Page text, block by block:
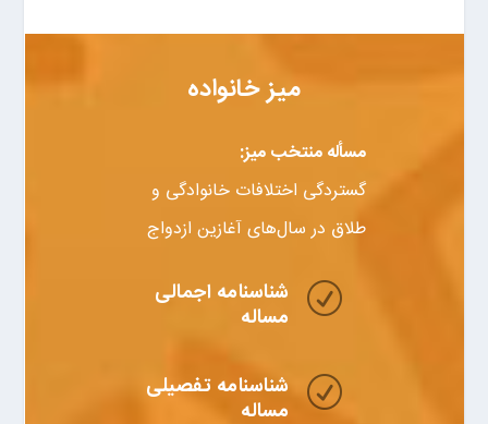
میز خانواده
مسأله منتخب میز:
گستردگی اختلافات خانوادگی و
طلاق در سال‌های آغازین ازدواج
R شناسنامه اجمالی
مساله
R شناسنامه تفصیلی
مساله